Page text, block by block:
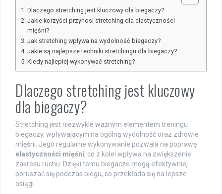
Dlaczego stretching jest kluczowy dla biegaczy?
Jakie korzyści przynosi stretching dla elastyczności
mięśni?
Jak stretching wpływa na wydolność biegaczy?
Jakie są najlepsze techniki stretchingu dla biegaczy?
Kiedy najlepiej wykonywać stretching?
Dlaczego stretching jest kluczowy
dla biegaczy?
Stretching jest niezwykle ważnym elementem treningu
biegaczy, wpływającym na ogólną wydolność oraz zdrowie
mięśni. Jego regularne wykonywanie pozwala na poprawę
elastyczności mięśni, co z kolei wpływa na zwiększenie
zakresu ruchu. Dzięki temu biegacze mogą efektywniej
poruszać się podczas biegu, co przekłada się na lepsze
osiągi.